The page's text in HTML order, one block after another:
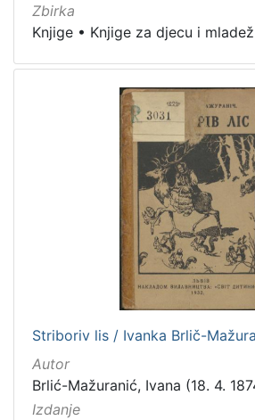
Zbirka
Knjige • Knjige za djecu i mladež
Striboriv lis / Ivanka Brlič-
Autor
Brlić-Mažuranić, Ivana (18. 4.
Izdanje